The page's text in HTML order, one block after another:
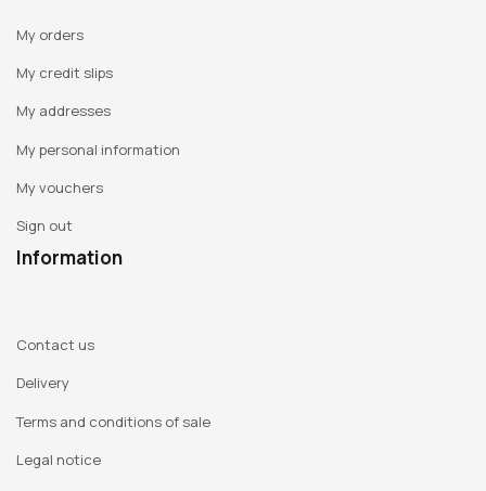
My orders
My credit slips
My addresses
My personal information
My vouchers
Sign out
Information
Contact us
Delivery
Terms and conditions of sale
Legal notice